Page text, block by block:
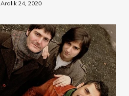
Aralık 24, 2020